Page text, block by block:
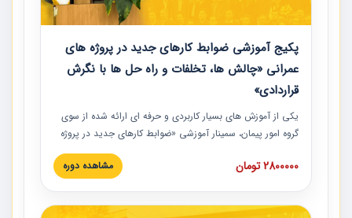
پکیج آموزشی ضوابط کارهای جدید در پروژه های
عمرانی «چالش ها، تخلفات و راه حل ها با نگرش
قراردادی»
یکی از آموزش‏‏‏‏‏‏ های بسیار کاربردی و حرفه‏ ای ارائه شده از سوی
گروه امور پیمان، سمینار آموزشی «ضوابط کارهای جدید در پروژه
های عمرانی» چالش ها، تخلفات و راه حل ها با نگرش قراردادی
است که در محل سندیکای شرکت های ساختمانی کشور ارائه شد.
مدارک پیمان به همراه تجربیات عملی ارائه شده است.
2800000 تومان مشاهده دوره